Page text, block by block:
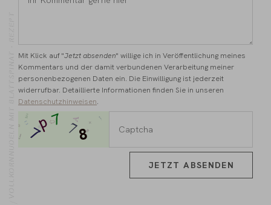
VOLLKORNNUDELN MIT BLATTSPINAT - REZEPT
Kommentar
*Mit Klick auf "Jetzt absenden" willige ich in Veröffentlichung meines
Kommentars und der damit verbundenen Verarbeitung meiner
personenbezogenen Daten ein. Die Einwilligung ist jederzeit
widerrufbar. Detaillierte Informationen finden Sie in unseren
Datenschutzhinweisen.
JETZT ABSENDEN